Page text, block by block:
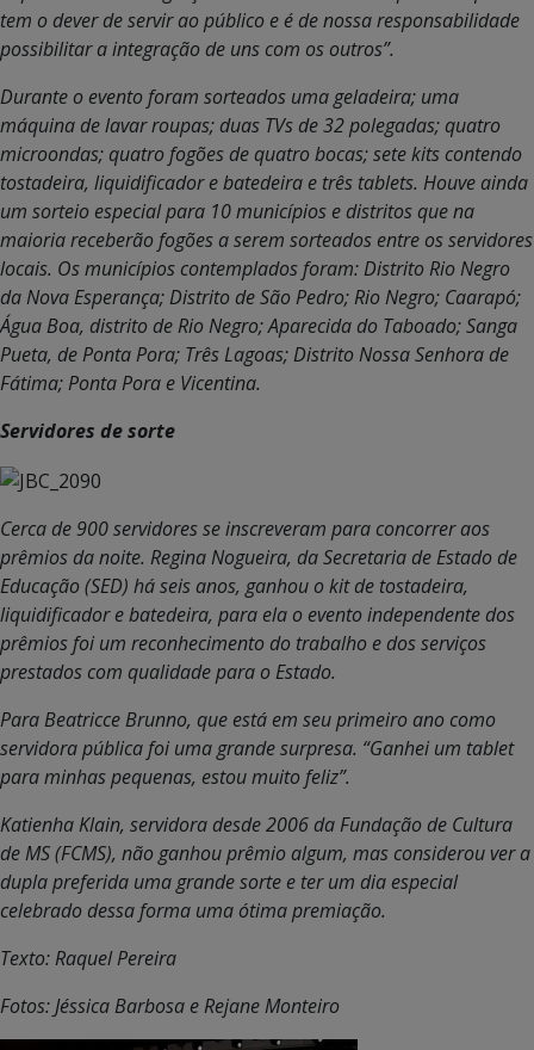
tem o dever de servir ao público e é de nossa responsabilidade
possibilitar a integração de uns com os outros”.
Durante o evento foram sorteados uma geladeira; uma
máquina de lavar roupas; duas TVs de 32 polegadas; quatro
microondas; quatro fogões de quatro bocas; sete kits contendo
tostadeira, liquidificador e batedeira e três tablets. Houve ainda
um sorteio especial para 10 municípios e distritos que na
maioria receberão fogões a serem sorteados entre os servidores
locais. Os municípios contemplados foram: Distrito Rio Negro
da Nova Esperança; Distrito de São Pedro; Rio Negro; Caarapó;
Água Boa, distrito de Rio Negro; Aparecida do Taboado; Sanga
Pueta, de Ponta Pora; Três Lagoas; Distrito Nossa Senhora de
Fátima; Ponta Pora e Vicentina.
Servidores de sorte
Cerca de 900 servidores se inscreveram para concorrer aos
prêmios da noite. Regina Nogueira, da Secretaria de Estado de
Educação (SED) há seis anos, ganhou o kit de tostadeira,
liquidificador e batedeira, para ela o evento independente dos
prêmios foi um reconhecimento do trabalho e dos serviços
prestados com qualidade para o Estado.
Para Beatricce Brunno, que está em seu primeiro ano como
servidora pública foi uma grande surpresa. “Ganhei um tablet
para minhas pequenas, estou muito feliz”.
Katienha Klain, servidora desde 2006 da Fundação de Cultura
de MS (FCMS), não ganhou prêmio algum, mas considerou ver a
dupla preferida uma grande sorte e ter um dia especial
celebrado dessa forma uma ótima premiação.
Texto: Raquel Pereira
Fotos: Jéssica Barbosa e Rejane Monteiro